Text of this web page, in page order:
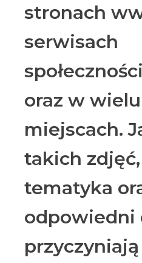
stronach
serwisach
oraz w
miejscach.
takich
tematyka
odpowiedni